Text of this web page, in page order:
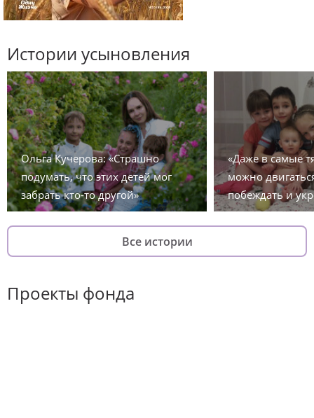
Истории усыновления
Ольга Кучерова: «Страшно
подумать, что этих детей мог
забрать кто-то другой»
«Даже в самые
можно
побеждать и
Все истории
Проекты фонда